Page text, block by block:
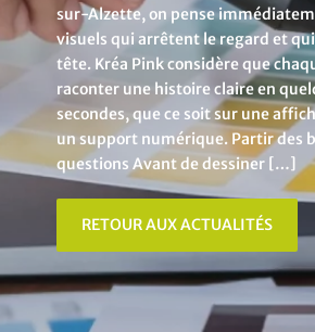
sur-Alzette, on pense
visuels qui arrêtent le regard et
tête. Kréa Pink considère que
raconter une histoire claire en
secondes, que ce soit sur une
un support numérique. Partir des
questions Avant de dessiner […]
RETOUR AUX ACTUALITÉS